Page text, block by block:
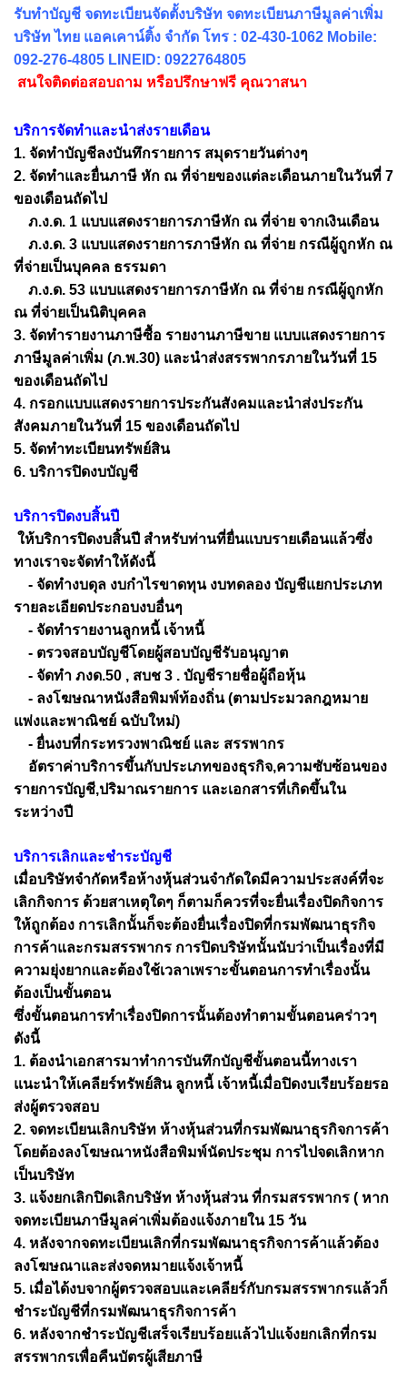
รับทำบัญชี จดทะเบียนจัดตั้งบริษัท จดทะเบียนภาษีมูลค่าเพิ่ม
บริษัท ไทย แอคเคาน์ติ้ง จำกัด โทร : 02-430-1062 Mobile:
092-276-4805 LINEID: 0922764805
สนใจติดต่อสอบถาม หรือปรึกษาฟรี คุณวาสนา
บริการจัดทำและนำส่งรายเดือน
1. จัดทำบัญชีลงบันทึกรายการ สมุดรายวันต่างๆ
2. จัดทำและยื่นภาษี หัก ณ ที่จ่ายของแต่ละเดือนภายในวันที่ 7
ของเดือนถัดไป
ภ.ง.ด. 1 แบบแสดงรายการภาษีหัก ณ ที่จ่าย จากเงินเดือน
ภ.ง.ด. 3 แบบแสดงรายการภาษีหัก ณ ที่จ่าย กรณีผู้ถูกหัก ณ
ที่จ่ายเป็นบุคคล ธรรมดา
ภ.ง.ด. 53 แบบแสดงรายการภาษีหัก ณ ที่จ่าย กรณีผู้ถูกหัก
ณ ที่จ่ายเป็นนิติบุคคล
3. จัดทำรายงานภาษีซื้อ รายงานภาษีขาย แบบแสดงรายการ
ภาษีมูลค่าเพิ่ม (ภ.พ.30) และนำส่งสรรพากรภายในวันที่ 15
ของเดือนถัดไป
4. กรอกแบบแสดงรายการประกันสังคมและนำส่งประกัน
สังคมภายในวันที่ 15 ของเดือนถัดไป
5. จัดทำทะเบียนทรัพย์สิน
6. บริการปิดงบบัญชี
บริการปิดงบสิ้นปี
ให้บริการปิดงบสิ้นปี สำหรับท่านที่ยื่นแบบรายเดือนแล้วซึ่ง
ทางเราจะจัดทำให้ดังนี้
- จัดทำงบดุล งบกำไรขาดทุน งบทดลอง บัญชีแยกประเภท
รายละเอียดประกอบงบอื่นๆ
- จัดทำรายงานลูกหนี้ เจ้าหนี้
- ตรวจสอบบัญชีโดยผู้สอบบัญชีรับอนุญาต
- จัดทำ ภงด.50 , สบช 3 . บัญชีรายชื่อผู้ถือหุ้น
- ลงโฆษณาหนังสือพิมพ์ท้องถิ่น (ตามประมวลกฎหมาย
แพ่งและพาณิชย์ ฉบับใหม่)
- ยื่นงบที่กระทรวงพาณิชย์ และ สรรพากร
อัตราค่าบริการขึ้นกับประเภทของธุรกิจ,ความซับซ้อนของ
รายการบัญชี,ปริมาณรายการ และเอกสารที่เกิดขึ้นใน
ระหว่างปี
บริการเลิกและชำระบัญชี
เมื่อบริษัทจำกัดหรือห้างหุ้นส่วนจำกัดใดมีความประสงค์ที่จะ
เลิกกิจการ ด้วยสาเหตุใดๆ ก็ตามก็ควรที่จะยื่นเรื่องปิดกิจการ
ให้ถูกต้อง การเลิกนั้นก็จะต้องยื่นเรื่องปิดที่กรมพัฒนาธุรกิจ
การค้าและกรมสรรพากร การปิดบริษัทนั้นนับว่าเป็นเรื่องที่มี
ความยุ่งยากและต้องใช้เวลาเพราะขั้นตอนการทำเรื่องนั้น
ต้องเป็นขั้นตอน
ซึ่งขั้นตอนการทำเรื่องปิดการนั้นต้องทำตามขั้นตอนคร่าวๆ
ดังนี้
1. ต้องนำเอกสารมาทำการบันทึกบัญชีขั้นตอนนี้ทางเรา
แนะนำให้เคลียร์ทรัพย์สิน ลูกหนี้ เจ้าหนี้เมื่อปิดงบเรียบร้อยรอ
ส่งผู้ตรวจสอบ
2. จดทะเบียนเลิกบริษัท ห้างหุ้นส่วนที่กรมพัฒนาธุรกิจการค้า
โดยต้องลงโฆษณาหนังสือพิมพ์นัดประชุม การไปจดเลิกหาก
เป็นบริษัท
3. แจ้งยกเลิกปิดเลิกบริษัท ห้างหุ้นส่วน ที่กรมสรรพากร ( หาก
จดทะเบียนภาษีมูลค่าเพิ่มต้องแจ้งภายใน 15 วัน
4. หลังจากจดทะเบียนเลิกที่กรมพัฒนาธุรกิจการค้าแล้วต้อง
ลงโฆษณาและส่งจดหมายแจ้งเจ้าหนี้
5. เมื่อได้งบจากผู้ตรวจสอบและเคลียร์กับกรมสรรพากรแล้วก็
ชำระบัญชีที่กรมพัฒนาธุรกิจการค้า
6. หลังจากชำระบัญชีเสร็จเรียบร้อยแล้วไปแจ้งยกเลิกที่กรม
สรรพากรเพื่อคืนบัตรผู้เสียภาษี